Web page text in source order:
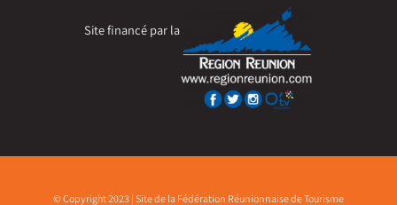
Site financé par la
© Copyright 2023 | Site de la Fédération Réunionnaise de Tourisme